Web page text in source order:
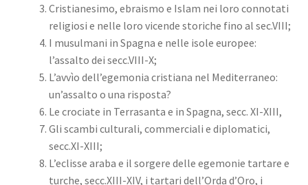
Cristianesimo, ebraismo e Islam nei loro connotati
religiosi e nelle loro vicende storiche fino al sec.VIII;
I musulmani in Spagna e nelle isole europee:
l’assalto dei secc.VIII-X;
L’avvìo dell’egemonia cristiana nel Mediterraneo:
un’assalto o una risposta?
Le crociate in Terrasanta e in Spagna, secc. XI-XIII,
Gli scambi culturali, commerciali e diplomatici,
secc.XI-XIII;
L’eclisse araba e il sorgere delle egemonie tartare e
turche, secc.XIII-XIV, i tartari dell’Orda d’Oro, i